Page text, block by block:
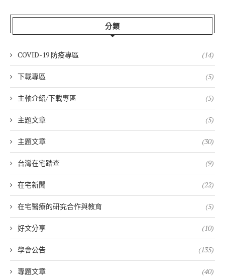
分類
COVID-19 防疫專區 (14)
下載專區 (5)
主軸介紹/下載專區 (5)
主題文章 (5)
主題文章 (30)
台灣在宅踏查 (9)
在宅新聞 (22)
在宅醫療的研究合作與教育 (5)
好文分享 (10)
學會公告 (135)
專題文章 (40)